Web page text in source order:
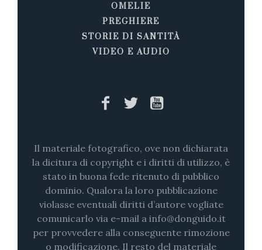
OMELIE
PREGHIERE
STORIE DI SANTITÀ
VIDEO E AUDIO
Il materiale fotografico, ove non dichiarata
la dicitura di copyright e i diritti di utilizzo, è
stato in buona fede ritenuto di pubblico
dominio. Qualora la loro pubblicazione
violasse eventuali diritti d’autore vogliate
comunicarlo via e-mail a info@donguido.it
per provvedere alla conseguente rimozione
o modificazione. Il resto del materiale